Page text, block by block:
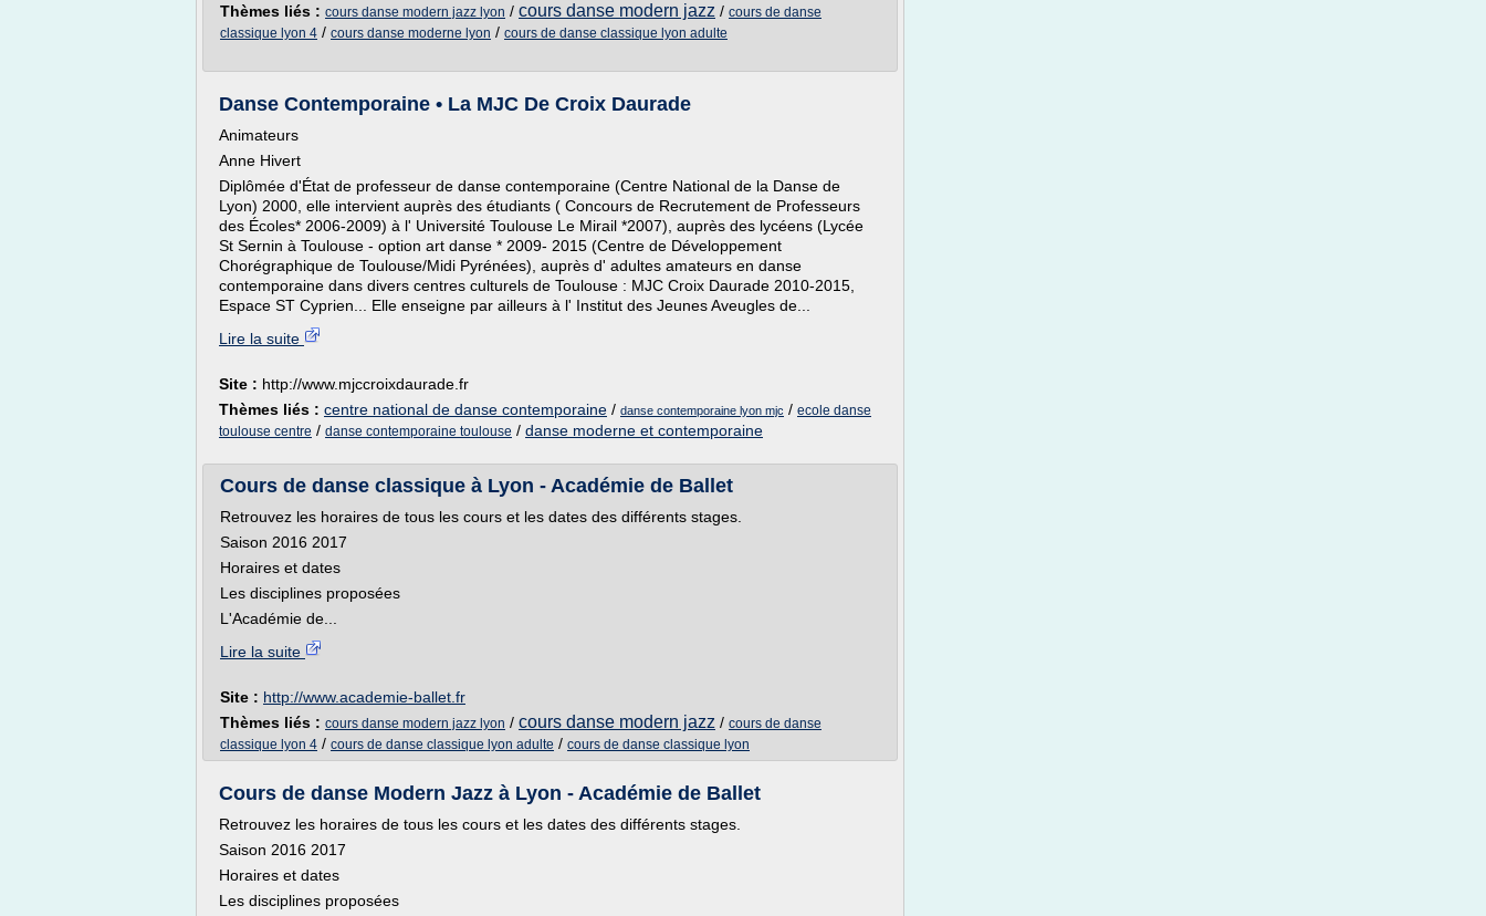
Thèmes liés : cours danse modern jazz lyon / cours danse modern jazz / cours de danse
classique lyon 4 / cours danse moderne lyon / cours de danse classique lyon adulte
Danse Contemporaine • La MJC De Croix Daurade
Animateurs
Anne Hivert
Diplômée d'État de professeur de danse contemporaine (Centre National de la Danse de
Lyon) 2000, elle intervient auprès des étudiants ( Concours de Recrutement de Professeurs
des Écoles* 2006-2009) à l' Université Toulouse Le Mirail *2007), auprès des lycéens (Lycée
St Sernin à Toulouse - option art danse * 2009- 2015 (Centre de Développement
Chorégraphique de Toulouse/Midi Pyrénées), auprès d' adultes amateurs en danse
contemporaine dans divers centres culturels de Toulouse : MJC Croix Daurade 2010-2015,
Espace ST Cyprien... Elle enseigne par ailleurs à l' Institut des Jeunes Aveugles de...
Lire la suite
Site : http://www.mjccroixdaurade.fr
Thèmes liés : centre national de danse contemporaine / danse contemporaine lyon mjc / ecole danse
toulouse centre / danse contemporaine toulouse / danse moderne et contemporaine
Cours de danse classique à Lyon - Académie de Ballet
Retrouvez les horaires de tous les cours et les dates des différents stages.
Saison 2016 2017
Horaires et dates
Les disciplines proposées
L'Académie de...
Lire la suite
Site : http://www.academie-ballet.fr
Thèmes liés : cours danse modern jazz lyon / cours danse modern jazz / cours de danse
classique lyon 4 / cours de danse classique lyon adulte / cours de danse classique lyon
Cours de danse Modern Jazz à Lyon - Académie de Ballet
Retrouvez les horaires de tous les cours et les dates des différents stages.
Saison 2016 2017
Horaires et dates
Les disciplines proposées